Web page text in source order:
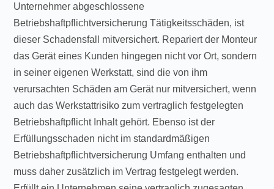
Unternehmer abgeschlossene
Betriebshaftpflichtversicherung Tätigkeitsschäden, ist
dieser Schadensfall mitversichert. Repariert der Monteur
das Gerät eines Kunden hingegen nicht vor Ort, sondern
in seiner eigenen Werkstatt, sind die von ihm
verursachten Schäden am Gerät nur mitversichert, wenn
auch das Werkstattrisiko zum vertraglich festgelegten
Betriebshaftpflicht Inhalt gehört. Ebenso ist der
Erfüllungsschaden nicht im standardmäßigen
Betriebshaftpflichtversicherung Umfang enthalten und
muss daher zusätzlich im Vertrag festgelegt werden.